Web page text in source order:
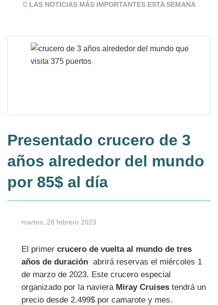
LAS NOTICIAS MÁS IMPORTANTES ESTA SEMANA
Presentado crucero de 3
años alrededor del mundo
por 85$ al día
martes, 28 febrero 2023
El primercrucero de vuelta al mundo de tres
años de duración abrirá reservas el miércoles 1
de marzo de 2023. Este crucero especial
organizado por la naviera Miray Cruises tendrá un
precio desde 2.499$ por camarote y mes.